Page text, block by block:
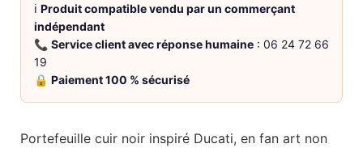
ℹ️ Produit compatible vendu par un commerçant
indépendant
📞 Service client avec réponse humaine : 06 24 72 66
19
🔒 Paiement 100 % sécurisé
Portefeuille cuir noir inspiré Ducati, en fan art non